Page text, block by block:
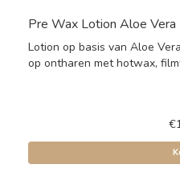
Pre Wax Lotion Aloe Vera
Lotion op basis van Aloe
op ontharen met hotwax,